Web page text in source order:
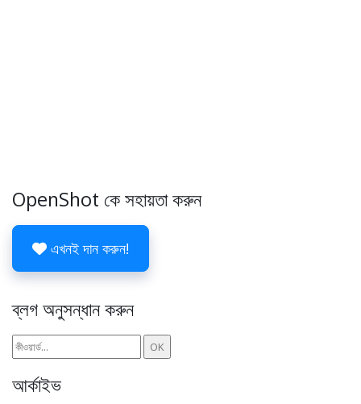
OpenShot কে সহায়তা করুন
এখনই দান করুন!
ব্লগ অনুসন্ধান করুন
আর্কাইভ